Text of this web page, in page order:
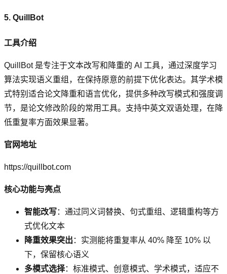
5. QuillBot
工具介绍
QuillBot 是专注于文本改写和降重的 AI 工具，通过深度学习
算法实现语义重组，在保持原意的前提下优化表达。其学术模
式特别适合论文降重和语言优化，提供多种改写模式和强度调
节，是论文修改阶段的常用工具。支持中英文双语处理，在降
低重复率方面效果显著。
官网地址
https://quillbot.com
核心功能与亮点
智能改写：通过同义词替换、句式重组、逻辑重构等方
式优化文本
降重效果突出 ：实测能将重复率从 40% 降至 10% 以
下，保留核心语义
多模式选择：标准模式、创意模式、学术模式，适应不